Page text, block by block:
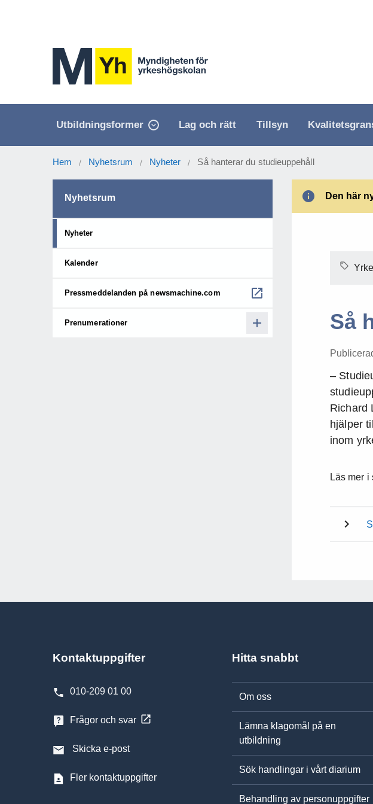
Utbildningsformer Lag och rätt Tillsyn
Hem / Nyhetsrum / Nyheter / Så hanterar du studieuppehåll
Den här
Så
–
Richard
hjälper
inom
Läs mer i
Nyhetsrum
Nyheter
Kalender
Pressmeddelanden på newsmachine.com
Prenumerationer
Kontaktuppgifter
010-209 01 00
Frågor och svar
Skicka e-post
Fler kontaktuppgifter
Hitta snabbt
Om oss
Lämna klagomål på en
utbildning
Sök handlingar i vårt diarium
Behandling av personuppgifter